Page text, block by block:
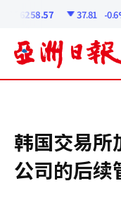
6258.57 37.81 -0.6%
韩国交易所
公司的后续